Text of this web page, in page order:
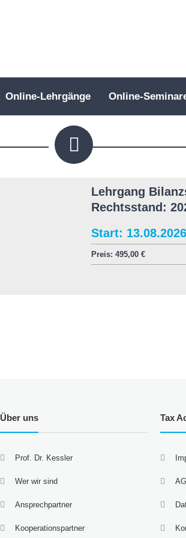
Online-Lehrgänge Online-
Lehrgang
Rechtsstand:
Start: 13.08.2026
Preis: 495,00 €
Über uns
Prof. Dr. Kessler
Wer wir sind
Ansprechpartner
Kooperationspartner
Tax